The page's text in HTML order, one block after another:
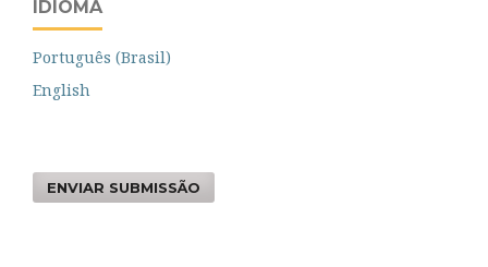
IDIOMA
Português (Brasil)
English
ENVIAR SUBMISSÃO